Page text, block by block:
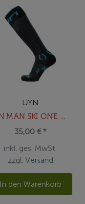
UYN
UYN MAN SKI ONE MERINO SOCKS
35,00 € *
inkl. ges. MwSt.
zzgl. Versand
In den Warenkorb